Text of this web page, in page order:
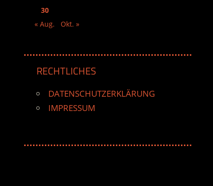
30
« Aug.
Okt. »
RECHTLICHES
DATENSCHUTZERKLÄRUNG
IMPRESSUM